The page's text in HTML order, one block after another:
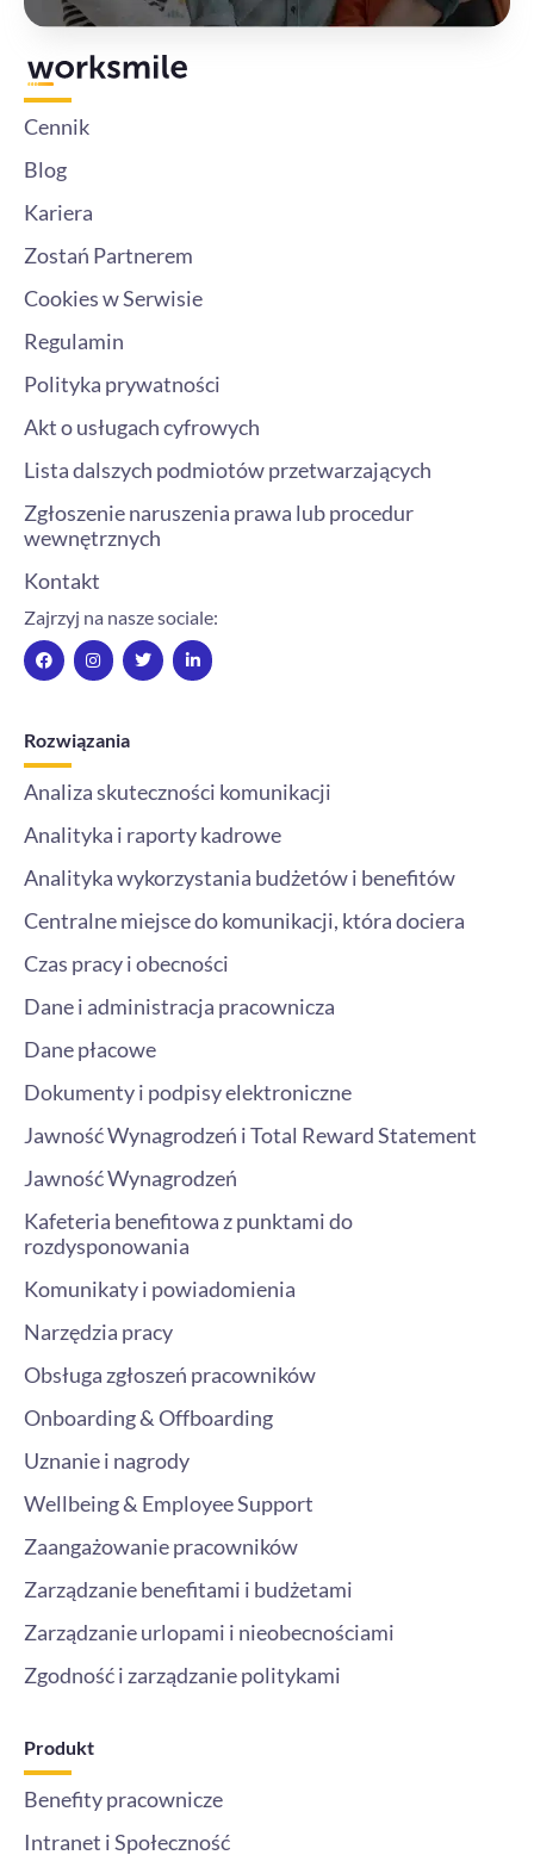
Cennik
Blog
Kariera
Zostań Partnerem
Cookies w Serwisie
Regulamin
Polityka prywatności
Akt o usługach cyfrowych
Lista dalszych podmiotów przetwarzających
Zgłoszenie naruszenia prawa lub procedur
wewnętrznych
Kontakt
Zajrzyj na nasze sociale:
F
a
c
o
k
I
n
s
r
T
w
i
L
i
n
-
i
Rozwiązania
Analiza skuteczności komunikacji
Analityka i raporty kadrowe
Analityka wykorzystania budżetów i benefitów
Centralne miejsce do komunikacji, która dociera
Czas pracy i obecności
Dane i administracja pracownicza
Dane płacowe
Dokumenty i podpisy elektroniczne
Jawność Wynagrodzeń i Total Reward Statement
Jawność Wynagrodzeń
Kafeteria benefitowa z punktami do
rozdysponowania
Komunikaty i powiadomienia
Narzędzia pracy
Obsługa zgłoszeń pracowników
Onboarding & Offboarding
Uznanie i nagrody
Wellbeing & Employee Support
Zaangażowanie pracowników
Zarządzanie benefitami i budżetami
Zarządzanie urlopami i nieobecnościami
Zgodność i zarządzanie politykami
Produkt
Benefity pracownicze
Intranet i Społeczność